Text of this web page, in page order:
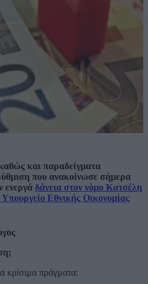
και παραδείγματα
που ανακοίνωσε σήμερα
ενεργά δάνεια στον νόμο Κατσέλη
Εθνικής Οικονομίας
κρίσιμα πράγματα: